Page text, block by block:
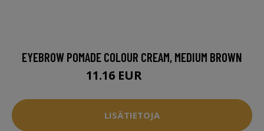
EYEBROW POMADE COLOUR CREAM, MEDIUM BROWN
11.16 EUR
LISÄTIETOJA